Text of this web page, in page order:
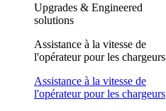
Upgrades & Engineered
solutions
Assistance à la vitesse de
l'opérateur pour les chargeurs
Assistance à la vitesse de
l'opérateur pour les chargeurs